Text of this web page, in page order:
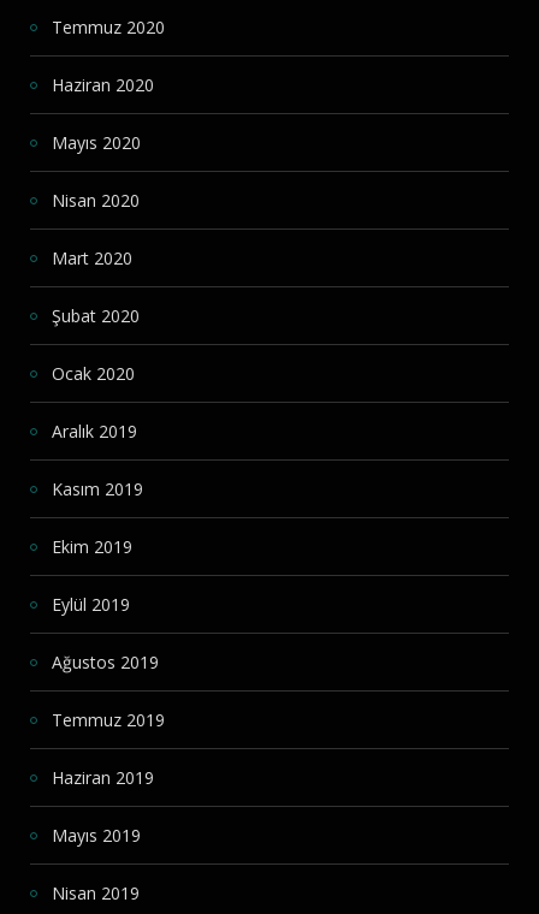
Temmuz 2020
Haziran 2020
Mayıs 2020
Nisan 2020
Mart 2020
Şubat 2020
Ocak 2020
Aralık 2019
Kasım 2019
Ekim 2019
Eylül 2019
Ağustos 2019
Temmuz 2019
Haziran 2019
Mayıs 2019
Nisan 2019